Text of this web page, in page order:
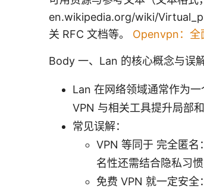
en.wikipedia.org/wiki/
关 RFC 文档等。 Openvpn：全
Body 一、Lan 的核心概念与误
Lan 在网络领域通常作为
VPN 与相关工具提升局部
常见误解：
VPN 等同于 完全匿名
名性还需结合隐私习
免费 VPN 就一定安